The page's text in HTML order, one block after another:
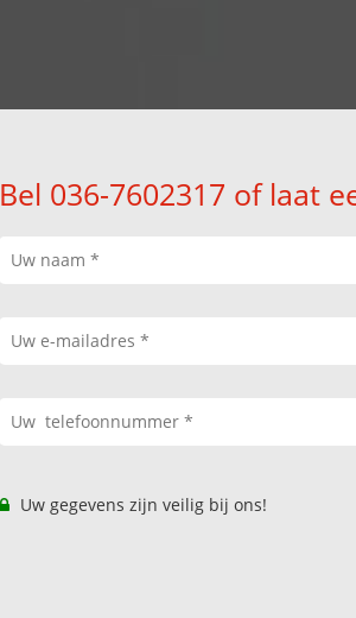
Bel 036-7602317 of laat
Uw gegevens zijn veilig bij ons!